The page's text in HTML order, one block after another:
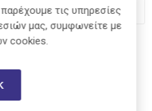
τις υπηρεσίες
μας, συμφωνείτε με
cookies.